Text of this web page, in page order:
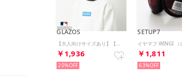
GLAZOS
￥1,936
20%
SETUP7
イヤマフ WINGI （
￥1,811
63%